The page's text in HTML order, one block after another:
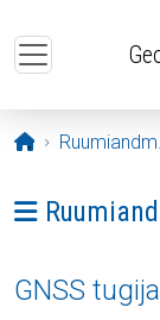
Avaleht
Ruumiandmed
Ava menüü:
GNSS